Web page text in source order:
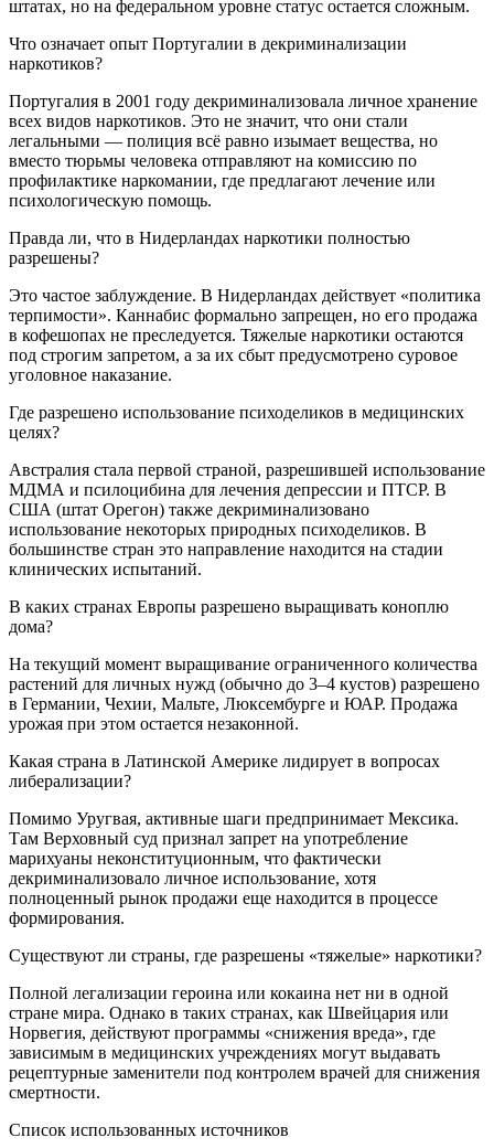
штатах, но на федеральном уровне статус остается сложным.
Что означает опыт Португалии в декриминализации
наркотиков?
Португалия в 2001 году декриминализовала личное хранение
всех видов наркотиков. Это не значит, что они стали
легальными — полиция всё равно изымает вещества, но
вместо тюрьмы человека отправляют на комиссию по
профилактике наркомании, где предлагают лечение или
психологическую помощь.
Правда ли, что в Нидерландах наркотики полностью
разрешены?
Это частое заблуждение. В Нидерландах действует «политика
терпимости». Каннабис формально запрещен, но его продажа
в кофешопах не преследуется. Тяжелые наркотики остаются
под строгим запретом, а за их сбыт предусмотрено суровое
уголовное наказание.
Где разрешено использование психоделиков в медицинских
целях?
Австралия стала первой страной, разрешившей использование
МДМА и псилоцибина для лечения депрессии и ПТСР. В
США (штат Орегон) также декриминализовано
использование некоторых природных психоделиков. В
большинстве стран это направление находится на стадии
клинических испытаний.
В каких странах Европы разрешено выращивать коноплю
дома?
На текущий момент выращивание ограниченного количества
растений для личных нужд (обычно до 3–4 кустов) разрешено
в Германии, Чехии, Мальте, Люксембурге и ЮАР. Продажа
урожая при этом остается незаконной.
Какая страна в Латинской Америке лидирует в вопросах
либерализации?
Помимо Уругвая, активные шаги предпринимает Мексика.
Там Верховный суд признал запрет на употребление
марихуаны неконституционным, что фактически
декриминализовало личное использование, хотя
полноценный рынок продажи еще находится в процессе
формирования.
Существуют ли страны, где разрешены «тяжелые» наркотики?
Полной легализации героина или кокаина нет ни в одной
стране мира. Однако в таких странах, как Швейцария или
Норвегия, действуют программы «снижения вреда», где
зависимым в медицинских учреждениях могут выдавать
рецептурные заменители под контролем врачей для снижения
смертности.
Список использованных источников